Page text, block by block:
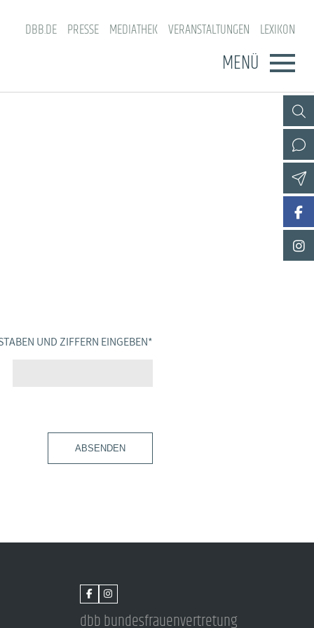
DBB.DE PRESSE MEDIATHEK VERANSTALTUNGEN LEXIKON
MENÜ
UND ZIFFERN EINGEBEN *
ABSENDEN
dbb bundesfrauenvertretung